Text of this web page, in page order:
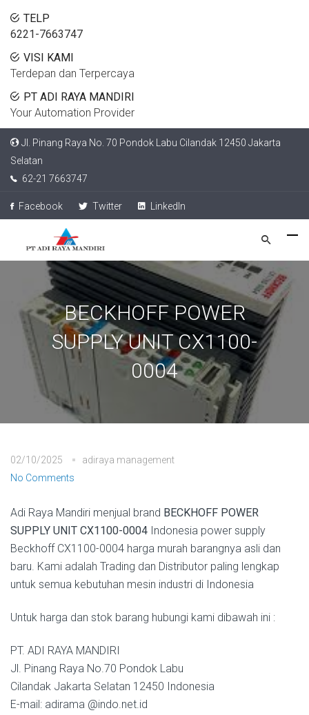
TELP
6221-7663747
VISI KAMI
Terdepan dan Terpercaya
PT ADI RAYA MANDIRI
Your Automation Provider
Jl. Pinang Raya No. 70 Pondok Labu Cilandak 12450 Jakarta
Selatan
62-21 7663747
Facebook Twitter LinkedIn
BECKHOFF POWER
SUPPLY UNIT CX1100-
0004
02/10/2025
adiraya management
No Comments
Adi Raya Mandiri menjual brand BECKHOFF POWER
SUPPLY UNIT CX1100-0004 Indonesia power supply
Beckhoff CX1100-0004 harga murah barangnya asli dan
baru. Kami adalah Trading dan Distributor paling lengkap
untuk semua kebutuhan mesin industri di Indonesia
Untuk harga dan stok barang hubungi kami dibawah ini :
PT. ADI RAYA MANDIRI
Jl. Pinang Raya No.70 Pondok Labu
Cilandak Jakarta Selatan 12450 Indonesia
E-mail: adirama @indo.net.id